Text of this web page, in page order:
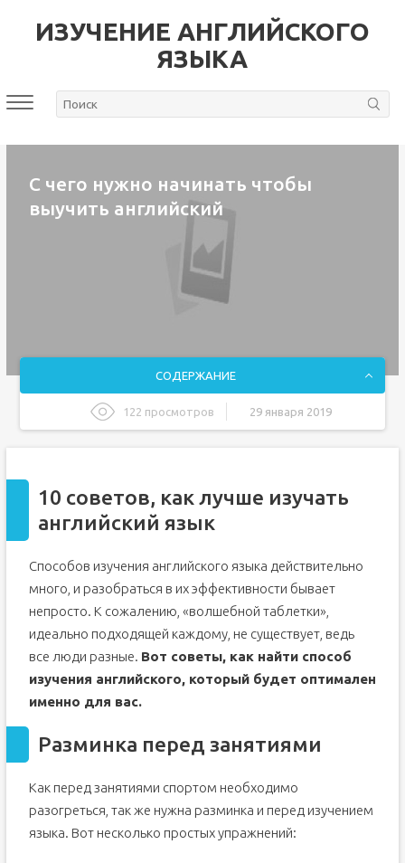
ИЗУЧЕНИЕ АНГЛИЙСКОГО
ЯЗЫКА
С чего нужно начинать чтобы
выучить английский
СОДЕРЖАНИЕ
122 просмотров 29 января 2019
Этап I: Освежите свой словарный запас
Этап II: Освежите знания грамматики
Этап IV: Напечатайте короткий абзац на английском
Этап V: Тысячью слов
Советы для успешного изучения английского языка
Занимайтесь английским каждый день
Изучайте английский вместе с друзьями
С чего начать учить английский язык: пошаговое
Как учить английский с нуля самостоятельно
С чего начать учить английский язык?
Пользуйтесь приложениями и сайтами
10 советов, как лучше изучать
английский язык
Способов изучения английского языка действительно
много, и разобраться в их эффективности бывает
непросто. К сожалению, «волшебной таблетки»,
идеально подходящей каждому, не существует, ведь
все люди разные. Вот советы, как найти способ
изучения английского, который будет оптимален
именно для вас.
Разминка перед занятиями
Как перед занятиями спортом необходимо
разогреться, так же нужна разминка и перед изучением
языка. Вот несколько простых упражнений: